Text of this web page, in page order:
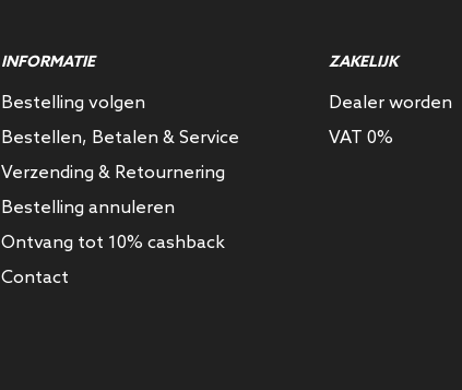
INFORMATIE
Bestelling volgen
Bestellen, Betalen & Service
Verzending & Retournering
Bestelling annuleren
Ontvang tot 10% cashback
Contact
ZAKELIJK
Dealer worden
VAT 0%